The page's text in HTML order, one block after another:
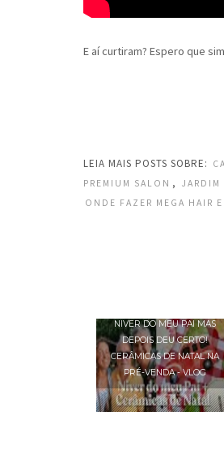
E aí curtiram? Espero que
LEIA MAIS POSTS SOBRE:
PREMIUM SALON , JARDIM
ONDE FAZER MEGA HAIR
NIVER DO MEU PAI MAS
DEPOIS DEU CERTO!
CERÂMICAS DE NATAL NA
PRÉ-VENDA - VLOG